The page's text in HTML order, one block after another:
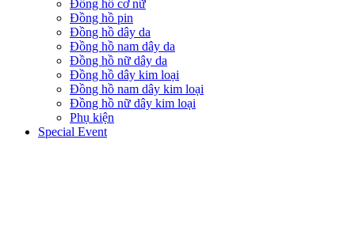
Đồng hồ cơ nữ
Đồng hồ pin
Đồng hồ dây da
Đồng hồ nam dây da
Đồng hồ nữ dây da
Đồng hồ dây kim loại
Đồng hồ nam dây kim loại
Đồng hồ nữ dây kim loại
Phụ kiện
Special Event